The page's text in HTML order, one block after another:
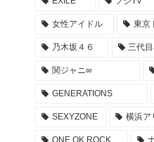
NOGIZAKA46 10周年記
2022年4月26日
EXILE ライブ
女性アイドル 東京
乃木坂４６ 三代
関ジャニ∞
GENERATIONS
SEXYZONE 横浜ア
ONE OK ROCK